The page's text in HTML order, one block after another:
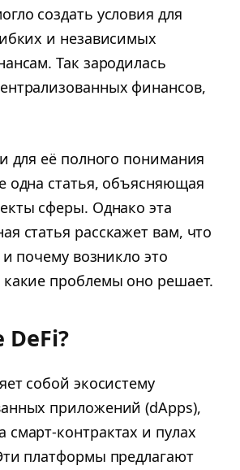
создать условия для
и независимых
Так зародилась
финансов,
для её полного понимания
одна статья, объясняющая
сферы. Однако эта
статья расскажет вам, что
и почему возникло это
проблемы оно решает.
DeFi?
собой экосистему
приложений (dApps),
контрактах и пулах
платформы предлагают